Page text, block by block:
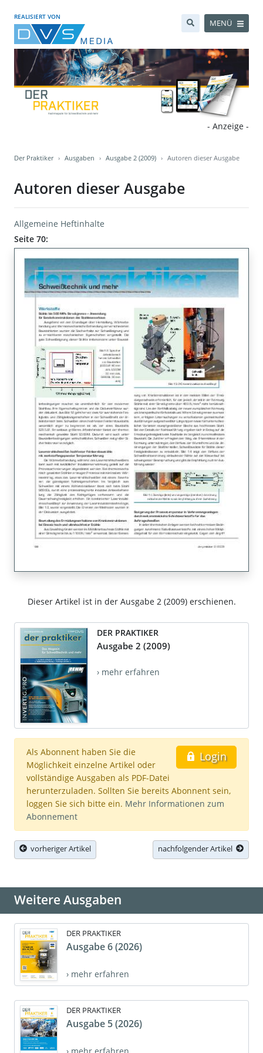
REALISIERT VON
MENÜ
- Anzeige -
Der Praktiker Ausgaben Ausgabe 2 (2009) Autoren dieser Ausgabe
Autoren dieser Ausgabe
Allgemeine Heftinhalte
Seite 70:
Dieser Artikel ist in der Ausgabe 2 (2009) erschienen.
DER PRAKTIKER
Ausgabe 2 (2009)
› mehr erfahren
Login
Als Abonnent haben Sie die
Möglichkeit einzelne Artikel oder
vollständige Ausgaben als PDF-Datei
herunterzuladen. Sollten Sie bereits Abonnent sein,
loggen Sie sich bitte ein. Mehr Informationen zum
Abonnement
vorheriger Artikel nachfolgender Artikel
Weitere Ausgaben
DER PRAKTIKER
Ausgabe 6 (2026)
› mehr erfahren
DER PRAKTIKER
Ausgabe 5 (2026)